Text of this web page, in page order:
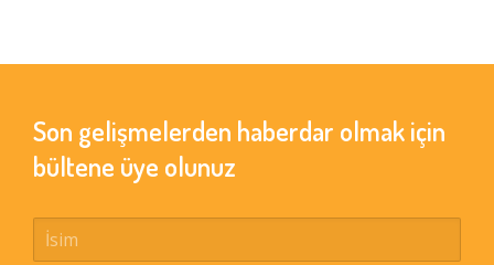
Son gelişmelerden haberdar olmak için
bültene üye olunuz